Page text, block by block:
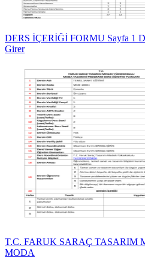
DERS İÇERİĞİ FORMU Sayfa 1
Girer
T.C. FARUK SARAÇ TASARIM
MODA